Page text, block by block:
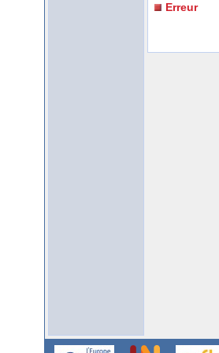
Erreur